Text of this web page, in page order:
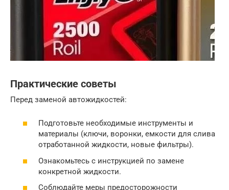
Практические советы
Перед заменой автожидкостей:
Подготовьте необходимые инструменты и
материалы (ключи, воронки, емкости для слива
отработанной жидкости, новые фильтры).
Ознакомьтесь с инструкцией по замене
конкретной жидкости.
Соблюдайте меры предосторожности